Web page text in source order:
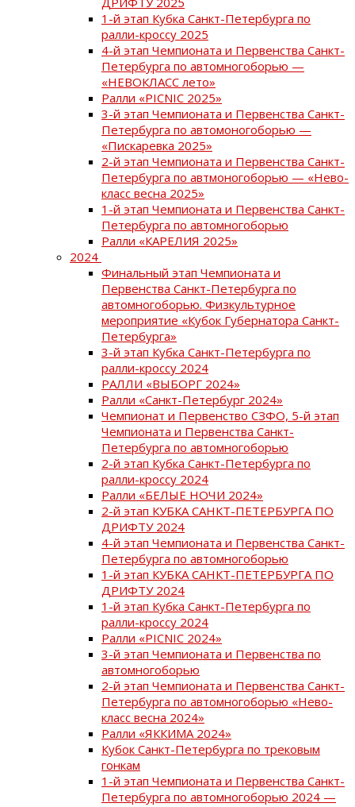
1-й этап Кубка Санкт-Петербурга по
ралли-кроссу 2025
4-й этап Чемпионата и Первенства Санкт-
Петербурга по автомногоборью —
«НЕВОКЛАСС лето»
Ралли «PICNIC 2025»
3-й этап Чемпионата и Первенства Санкт-
Петербурга по автомоногоборью —
«Пискаревка 2025»
2-й этап Чемпионата и Первенства Санкт-
Петербурга по автмоногоборью — «Нево-
класс весна 2025»
1-й этап Чемпионата и Первенства Санкт-
Петербурга по автомногоборью
Ралли «КАРЕЛИЯ 2025»
2024
Финальный этап Чемпионата и
Первенства Санкт-Петербурга по
автомногоборью. Физкультурное
мероприятие «Кубок Губернатора Санкт-
Петербурга»
3-й этап Кубка Санкт-Петербурга по
ралли-кроссу 2024
РАЛЛИ «ВЫБОРГ 2024»
Ралли «Санкт-Петербург 2024»
Чемпионат и Первенство СЗФО, 5-й этап
Чемпионата и Первенства Санкт-
Петербурга по автомногоборью
2-й этап Кубка Санкт-Петербурга по
ралли-кроссу 2024
Ралли «БЕЛЫЕ НОЧИ 2024»
2-й этап КУБКА САНКТ-ПЕТЕРБУРГА ПО
ДРИФТУ 2024
4-й этап Чемпионата и Первенства Санкт-
Петербурга по автомногоборью
1-й этап КУБКА САНКТ-ПЕТЕРБУРГА ПО
ДРИФТУ 2024
1-й этап Кубка Санкт-Петербурга по
ралли-кроссу 2024
Ралли «PICNIC 2024»
3-й этап Чемпионата и Первенства по
автомногоборью
2-й этап Чемпионата и Первенства Санкт-
Петербурга по автомногоборью «Нево-
класс весна 2024»
Ралли «ЯККИМА 2024»
Кубок Санкт-Петербурга по трековым
гонкам
1-й этап Чемпионата и Первенства Санкт-
Петербурга по автомногоборью 2024 —